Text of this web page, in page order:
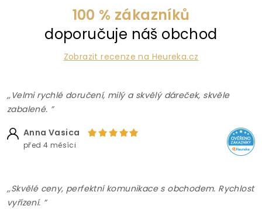
100 % zákazníků
doporučuje náš obchod
Zobrazit recenze na Heureka.cz
,,Velmi rychlé doručení, milý a skvělý dáreček, skvěle
zabalené. ”
Anna Vasica
před 4 měsíci
,,Skvělé ceny, perfektní komunikace s obchodem. Rychlost
vyřízení. ”